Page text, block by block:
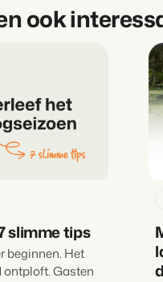
ook
slimme tips
beginnen. Het
Gasten